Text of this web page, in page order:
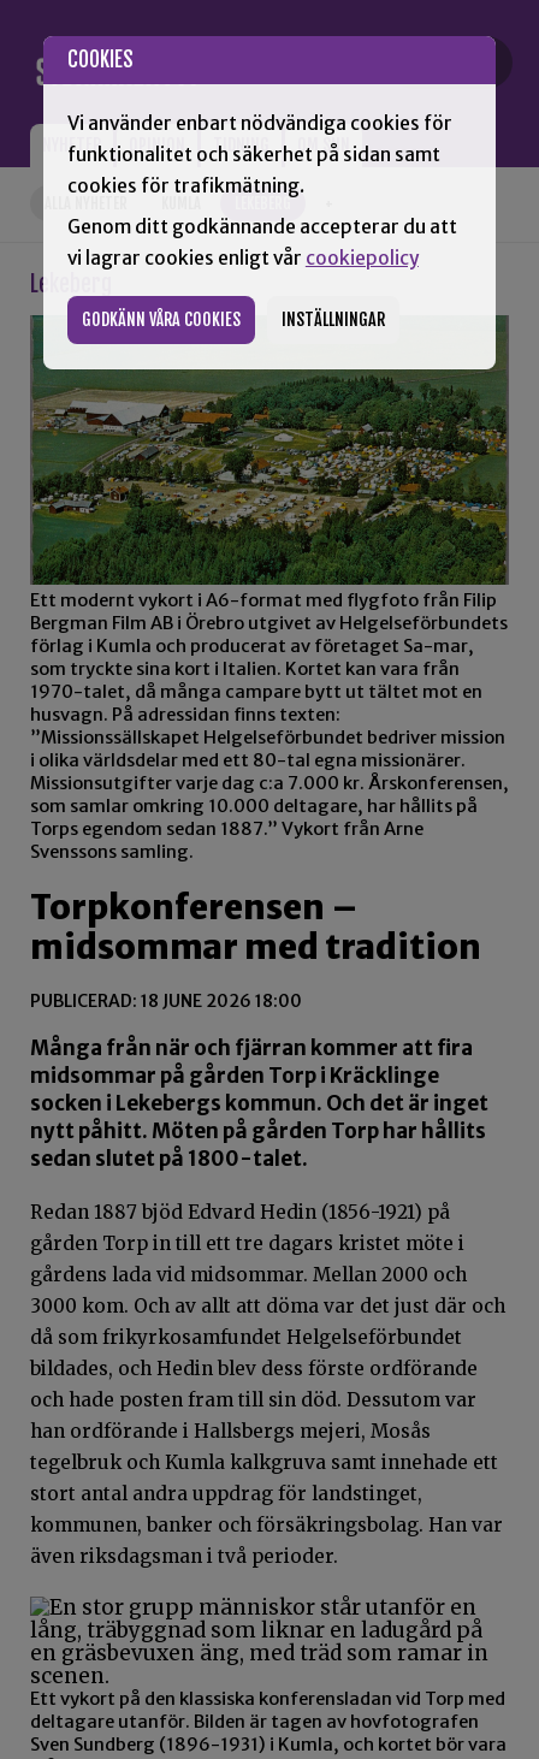
COOKIES
Vi använder enbart nödvändiga cookies för
funktionalitet och säkerhet på sidan samt
cookies för trafikmätning.
Genom ditt godkännande accepterar du att
vi lagrar cookies enligt vår cookiepolicy
GODKÄNN VÅRA COOKIES INSTÄLLNINGAR
NYHETER OPINION TIDNING OM SNN
LEKEBERG
Lekeberg
Ett modernt vykort i A6-format med flygfoto från Filip
Bergman Film AB i Örebro utgivet av Helgelseförbundets
förlag i Kumla och producerat av företaget Sa-mar,
som tryckte sina kort i Italien. Kortet kan vara från
1970-talet, då många campare bytt ut tältet mot en
husvagn. På adressidan finns texten:
”Missionssällskapet Helgelseförbundet bedriver mission
i olika världsdelar med ett 80-tal egna missionärer.
Missionsutgifter varje dag c:a 7.000 kr. Årskonferensen,
som samlar omkring 10.000 deltagare, har hållits på
Torps egendom sedan 1887.” Vykort från Arne
Svenssons samling.
Torpkonferensen –
midsommar med tradition
PUBLICERAD: 18 JUNE 2026 18:00
Många från när och fjärran kommer att fira
midsommar på gården Torp i Kräcklinge
socken i Lekebergs kommun. Och det är inget
nytt påhitt. Möten på gården Torp har hållits
sedan slutet på 1800-talet.
Redan 1887 bjöd Edvard Hedin (1856-1921) på
gården Torp in till ett tre dagars kristet möte i
gårdens lada vid midsommar. Mellan 2000 och
3000 kom. Och av allt att döma var det just där och
då som frikyrkosamfundet Helgelseförbundet
bildades, och Hedin blev dess förste ordförande
och hade posten fram till sin död. Dessutom var
han ordförande i Hallsbergs mejeri, Mosås
tegelbruk och Kumla kalkgruva samt innehade ett
stort antal andra uppdrag för landstinget,
kommunen, banker och försäkringsbolag. Han var
även riksdagsman i två perioder.
Ett vykort på den klassiska konferensladan vid Torp med
deltagare utanför. Bilden är tagen av hovfotografen
Sven Sundberg (1896-1931) i Kumla, och kortet bör vara